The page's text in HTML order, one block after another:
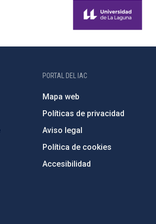
PORTAL DEL IAC
Mapa web
Políticas de privacidad
Aviso legal
Política de cookies
Accesibilidad